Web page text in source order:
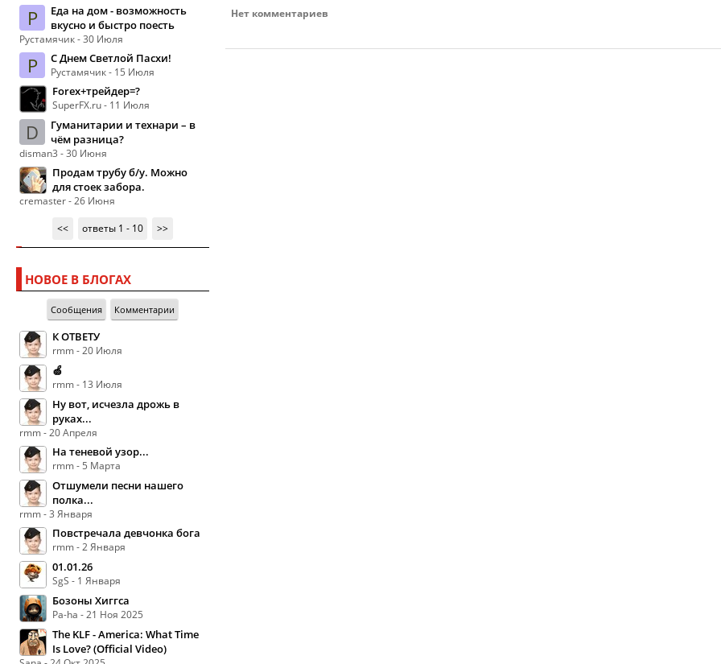
Р
Еда на дом - возможность
вкусно и быстро поесть
Рустамячик - 30 Июля
Р С Днем Светлой Пасхи!
Рустамячик - 15 Июля
Forex+трейдер=?
SuperFX.ru - 11 Июля
D
Гуманитарии и технари – в
чём разница?
disman3 - 30 Июня
Продам трубу б/у. Можно
для стоек забора.
cremaster - 26 Июня
<<
ответы 1 - 10 >>
НОВОЕ В БЛОГАХ
Сообщения Комментарии
К ОТВЕТУ
rmm - 20 Июля
🍏
rmm - 13 Июля
Ну вот, исчезла дрожь в
руках...
rmm - 20 Апреля
На теневой узор...
rmm - 5 Марта
Отшумели песни нашего
полка...
rmm - 3 Января
Повстречала девчонка бога
rmm - 2 Января
01.01.26
SgS - 1 Января
Бозоны Хиггса
Pa-ha - 21 Ноя 2025
The KLF - America: What Time
Is Love? (Official Video)
Нет комментариев